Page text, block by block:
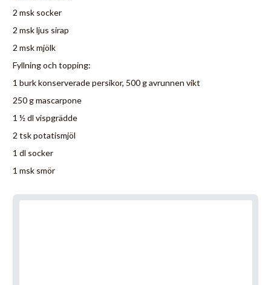
2 msk socker
2 msk ljus sirap
2 msk mjölk
Fyllning och topping:
1 burk konserverade persikor, 500 g avrunnen vikt
250 g mascarpone
1 ½ dl vispgrädde
2 tsk potatismjöl
1 dl socker
1 msk smör